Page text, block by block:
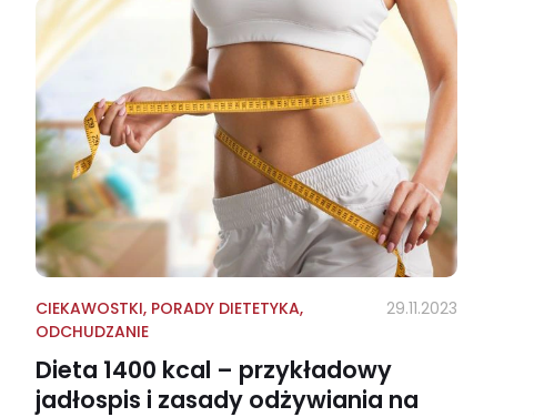
CIEKAWOSTKI, PORADY DIETETYKA,
ODCHUDZANIE
29.11.2023
Dieta 1400 kcal – przykładowy
jadłospis i zasady odżywiania na